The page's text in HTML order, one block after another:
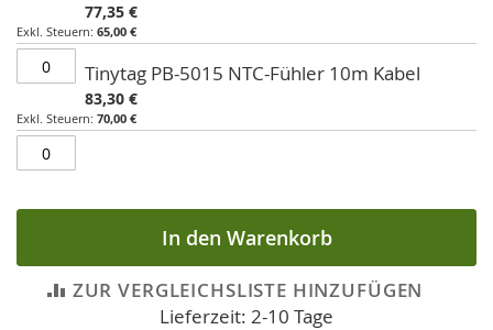
77,35 €
65,00 €
Tinytag PB-5015 NTC-Fühler 10m Kabel
83,30 €
70,00 €
In den Warenkorb
ZUR VERGLEICHSLISTE HINZUFÜGEN
Lieferzeit: 2-10 Tage